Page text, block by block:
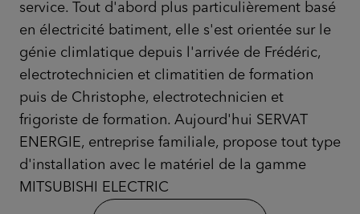
service. Tout d'abord plus particulièrement basé
en électricité batiment, elle s'est orientée sur le
génie climlatique depuis l'arrivée de Frédéric,
electrotechnicien et climatitien de formation
puis de Christophe, electrotechnicien et
frigoriste de formation. Aujourd'hui SERVAT
ENERGIE, entreprise familiale, propose tout type
d'installation avec le matériel de la gamme
MITSUBISHI ELECTRIC